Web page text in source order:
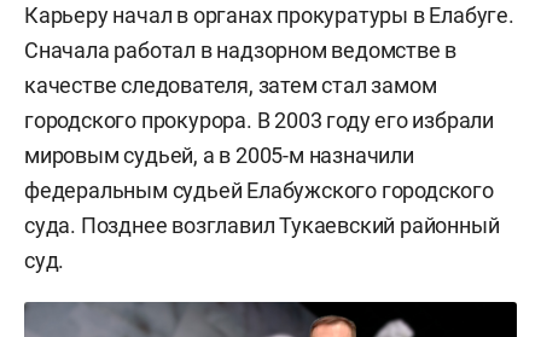
Карьеру начал в органах прокуратуры в Елабуге.
Сначала работал в надзорном ведомстве в
качестве следователя, затем стал замом
городского прокурора. В 2003 году его избрали
мировым судьей, а в 2005-м назначили
федеральным судьей Елабужского городского
суда. Позднее возглавил Тукаевский районный
суд.